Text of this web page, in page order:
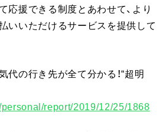
応援できる制度とあわせて、より
いいただけるサービスを提供して
代の行き先が全て分かる！“超明
report/2019/12/25/1868